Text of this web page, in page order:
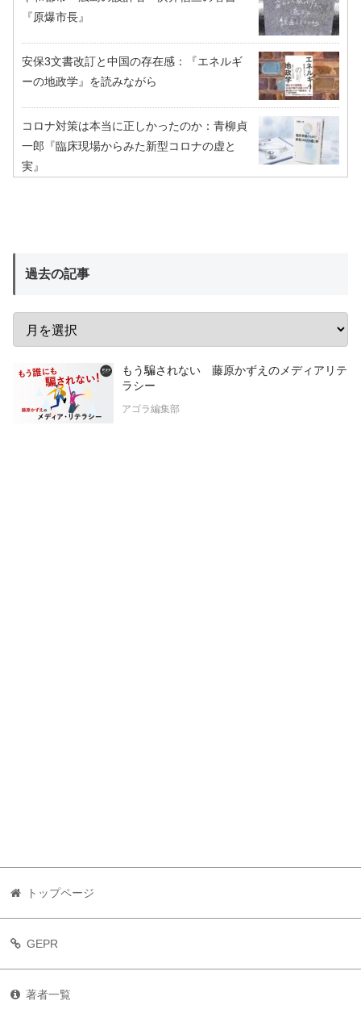
『原爆市長』
安保3文書改訂と中国の存在感：『エネルギ
ーの地政学』を読みながら
コロナ対策は本当に正しかったのか：青柳貞
一郎『臨床現場からみた新型コロナの虚と
実』
過去の記事
もう騙されない 藤原かずえのメディアリテ
ラシー
アゴラ編集部
トップページ
GEPR
著者一覧